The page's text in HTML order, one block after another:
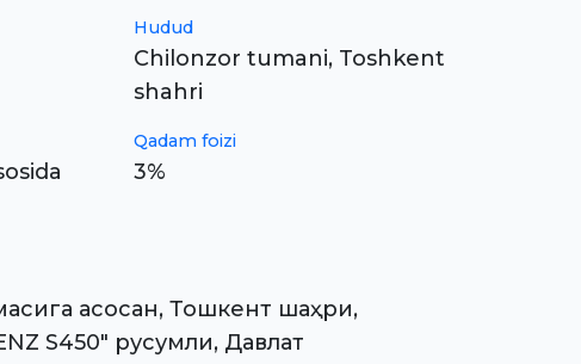
Hudud
Chilonzor tumani, Toshkent
shahri
Qadam foizi
3%
асосан, Тошкент шаҳри,
S450" русумли, Давлат